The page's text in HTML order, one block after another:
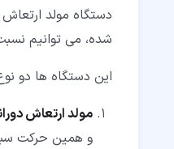
شده، می توانیم
این دستگاه ها دو
مولد ارتعاش
و همین حرکت